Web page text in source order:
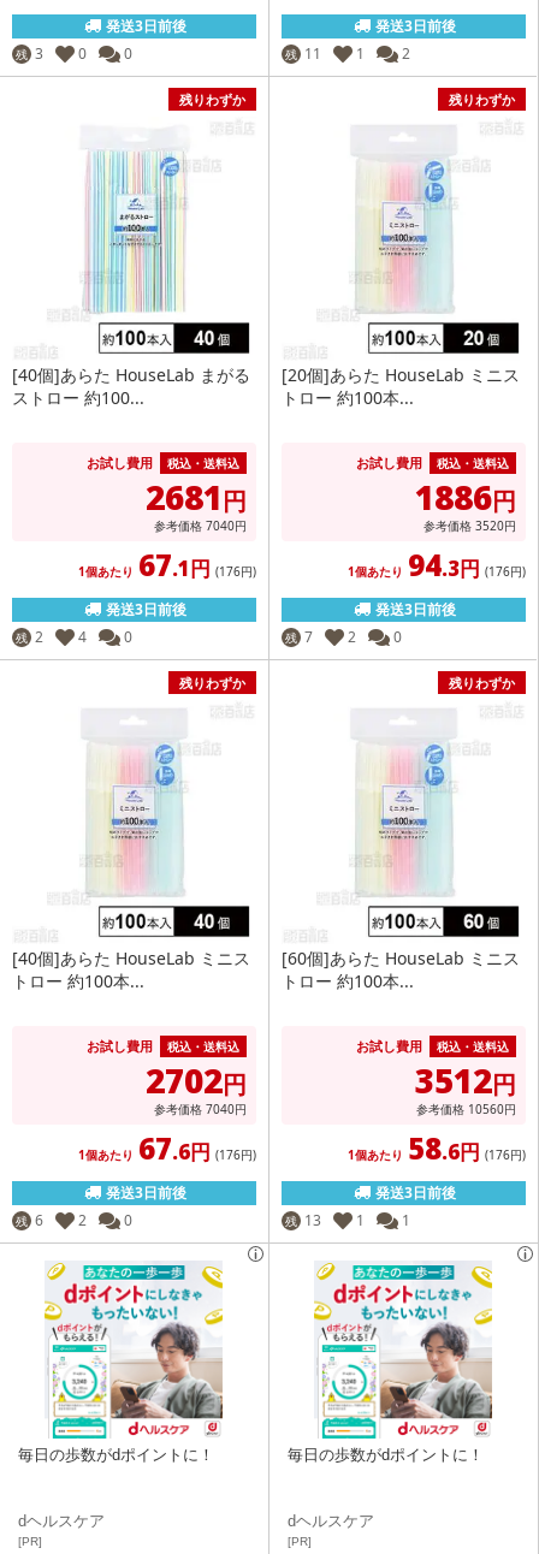
発送3日前後
残 3 0 0
発送3日前後
残 11 1 2
残りわずか
[40個]あらた HouseLab まがる
ストロー 約100...
お試し費用 税込・送料込
2681円
参考価格 7040円
1個あたり 67.1円 (176円)
発送3日前後
残 2 4 0
残りわずか
[20個]あらた HouseLab ミニス
トロー 約100本...
お試し費用 税込・送料込
1886円
参考価格 3520円
1個あたり 94.3円 (176円)
発送3日前後
残 7 2 0
残りわずか
[40個]あらた HouseLab ミニス
トロー 約100本...
お試し費用 税込・送料込
2702円
参考価格 7040円
1個あたり 67.6円 (176円)
発送3日前後
残 6 2 0
残りわずか
[60個]あらた HouseLab ミニス
トロー 約100本...
お試し費用 税込・送料込
3512円
参考価格 10560円
1個あたり 58.6円 (176円)
発送3日前後
残 13 1 1
毎日の歩数がdポイントに！
dヘルスケア
[PR]
毎日の歩数がdポイントに！
dヘルスケア
[PR]